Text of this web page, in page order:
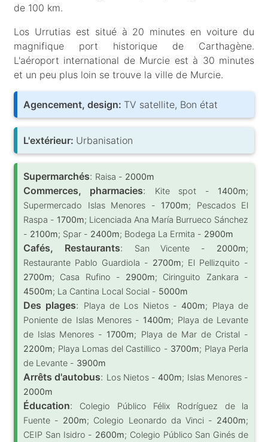
de 100 km.
Los Urrutias est situé à 20 minutes en voiture du
magnifique port historique de Carthagène.
L'aéroport international de Murcie est à 30 minutes
et un peu plus loin se trouve la ville de Murcie.
Agencement, design: TV satellite, Bon état
L'extérieur: Urbanisation
Supermarchés: Raisa - 2000m
Commerces, pharmacies: Kite spot - 1400m;
Supermercado Islas Menores - 1700m; Pescados El
Raspa - 1700m; Licenciada Ana María Burrueco Sánchez
- 2100m; Spar - 2400m; Bodega La Ermita - 2900m
Cafés, Restaurants: San Vicente - 2000m;
Restaurante Pablo Guardiola - 2700m; El Pellizquito -
2700m; Casa Rufino - 2900m; Ciringuito Zankara -
4500m; La Cantina Local Social - 5000m
Des plages: Playa de Los Nietos -400m; Playa de
Poniente de Islas Menores - 1400m; Playa de Levante
de Islas Menores - 1700m; Playa de Mar de Cristal -
2200m; Playa Lomas del Castillico - 3700m; Playa Perla
de Levante - 3900m
Arrêts d'autobus: Los Nietos -400m; Islas Menores -
2000m
Éducation:
Colegio Público Félix Rodríguez de la
Fuente - 200m; Colegio Leonardo da Vinci - 2400m;
CEIP San Isidro - 2600m; Colegio Público San Ginés de